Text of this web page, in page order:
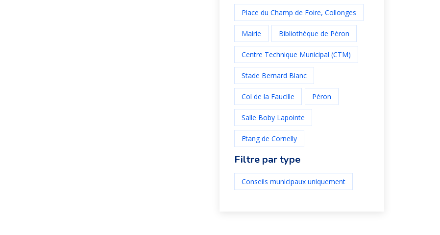
Place du Champ de Foire, Collonges
Mairie Bibliothèque de Péron
Centre Technique Municipal (CTM)
Stade Bernard Blanc
Col de la Faucille Péron
Salle Boby Lapointe
Etang de Cornelly
Filtre par type
Conseils municipaux uniquement